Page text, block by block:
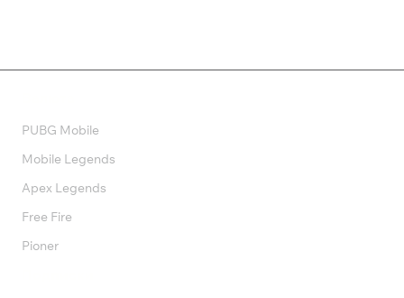
PUBG Mobile
Mobile Legends
Apex Legends
Free Fire
Pioner